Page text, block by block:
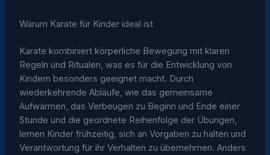
Warum Karate für Kinder ideal ist
Karate kombiniert körperliche Bewegung mit klaren
Regeln und Ritualen, was es für die Entwicklung von
Kindern besonders geeignet macht. Durch
wiederkehrende Abläufe, wie das gemeinsame
Aufwärmen, das Verbeugen zu Beginn und Ende einer
Stunde und die geordnete Reihenfolge der Übungen,
lernen Kinder frühzeitig, sich an Vorgaben zu halten und
Verantwortung für ihr Verhalten zu übernehmen. Anders